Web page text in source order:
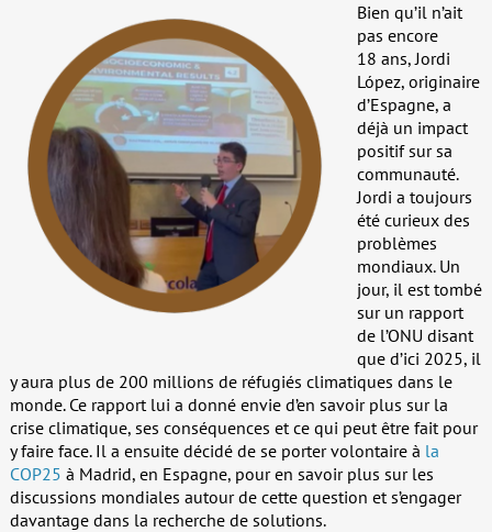
Bien qu’il n’ait
pas encore
18 ans, Jordi
López, originaire
d’Espagne, a
déjà un impact
positif sur sa
communauté.
Jordi a toujours
été curieux des
problèmes
mondiaux. Un
jour, il est tombé
sur un rapport
de l’ONU disant
que d’ici 2025, il
y aura plus de 200 millions de réfugiés climatiques dans le
monde. Ce rapport lui a donné envie d’en savoir plus sur la
crise climatique, ses conséquences et ce qui peut être fait pour
y faire face. Il a ensuite décidé de se porter volontaire à la
COP25 à Madrid, en Espagne, pour en savoir plus sur les
discussions mondiales autour de cette question et s’engager
davantage dans la recherche de solutions.